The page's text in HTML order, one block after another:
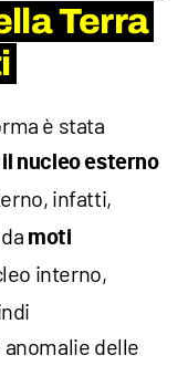
Terra
è stata
nucleo esterno
infatti,
moti
interno,
delle